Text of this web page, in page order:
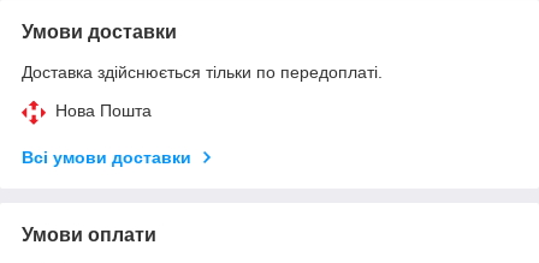
Умови доставки
Доставка здійснюється тільки по передоплаті.
Нова Пошта
Всі умови доставки
Умови оплати